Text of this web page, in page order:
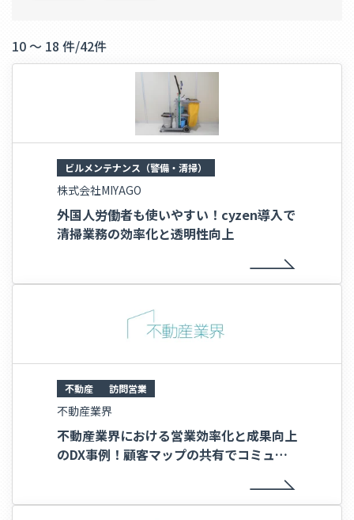
10 ～ 18 件/42件
ビルメンテナンス（警備・清掃）
株式会社MIYAGO
外国人労働者も使いやすい！cyzen導入で
清掃業務の効率化と透明性向上
不動産 訪問営業
不動産業界
不動産業界における営業効率化と成果向上
のDX事例！顧客マップの共有でコミュニ